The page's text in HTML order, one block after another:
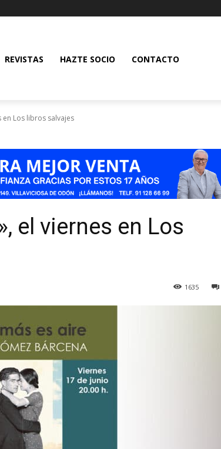
REVISTAS HAZTE SOCIO CONTACTO
en Los libros salvajes
el viernes en Los
1635